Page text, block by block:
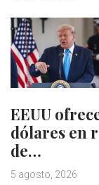
EEUU
dólares en
de…
5 agosto, 2026